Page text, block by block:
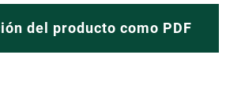
del producto como PDF